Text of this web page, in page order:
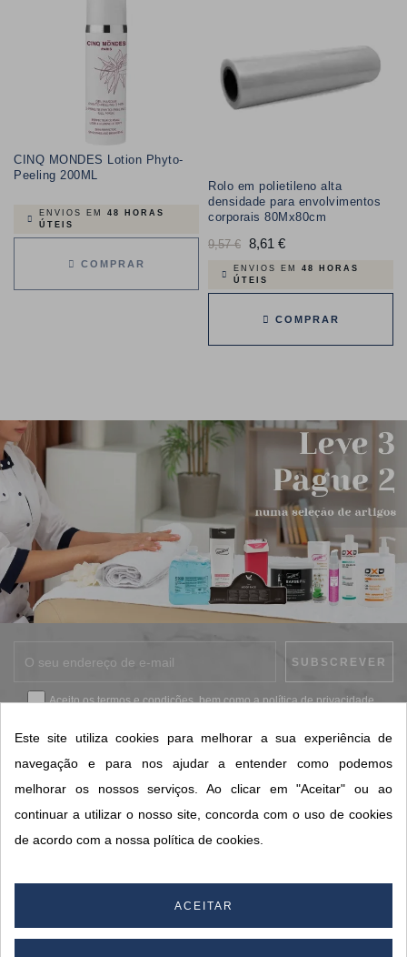
CINQ MONDES Lotion Phyto-
Peeling 200ML
ENVIOS EM 48 HORAS
ÚTEIS
COMPRAR
Rolo em polietileno alta
densidade para envolvimentos
corporais 80Mx80cm
Preço
normal
9,57 € 8,61 €Preço
ENVIOS EM 48 HORAS
ÚTEIS
COMPRAR
Aceito ostermos e condições, bem como apolítica de privacidade.
CONTACTOS SORISA
Este site utiliza cookies para melhorar a sua experiência de
navegação e para nos ajudar a entender como podemos
melhorar os nossos serviços. Ao clicar em "Aceitar" ou ao
continuar a utilizar o nosso site, concorda com o uso de cookies
de acordo com a nossa política de cookies.
ACEITAR